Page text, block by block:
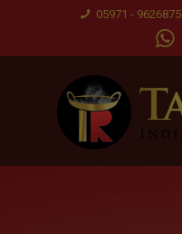
05971 - 9626875